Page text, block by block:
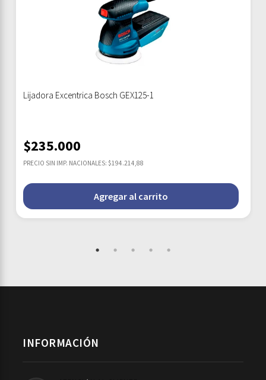
Lijadora Excentrica Bosch GEX125-1
$235.000
PRECIO SIN IMP. NACIONALES: $194.214,88
Agregar al carrito
INFORMACIÓN